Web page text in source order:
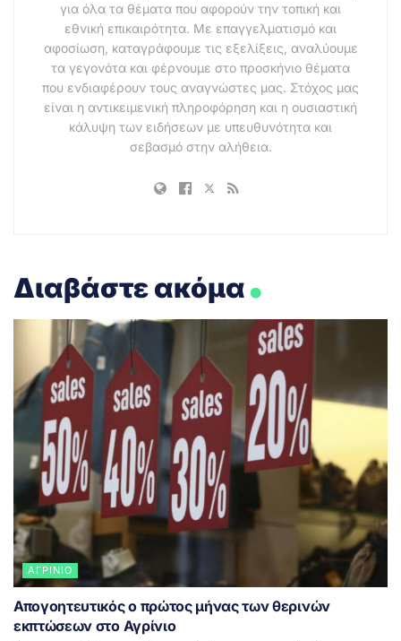
για όλα τα θέματα που αφορούν την τοπική και
εθνική επικαιρότητα. Με επαγγελματισμό και
αφοσίωση, καταγράφουμε τις εξελίξεις, αναλύουμε
τα γεγονότα και φέρνουμε στο προσκήνιο θέματα
που ενδιαφέρουν τους αναγνώστες μας. Στόχος μας
είναι η αντικειμενική πληροφόρηση και η ουσιαστική
κάλυψη των ειδήσεων με υπευθυνότητα και
σεβασμό στην αλήθεια.
Διαβάστε ακόμα.
ΑΓΡΊΝΙΟ
Απογοητευτικός ο πρώτος μήνας των θερινών
εκπτώσεων στο Αγρίνιο